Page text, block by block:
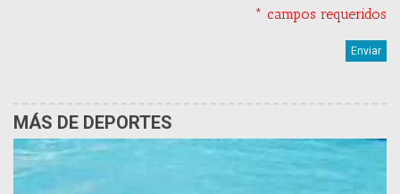
* campos requeridos
MÁS DE DEPORTES